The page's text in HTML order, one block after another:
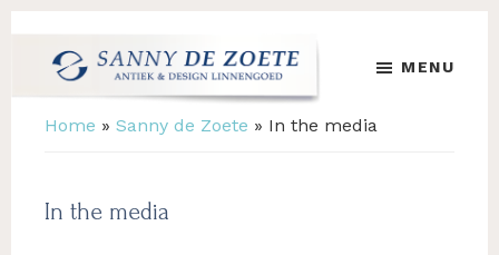
content
footer
Sanny
MENU
Home » Sanny de Zoete » In the media
In the media